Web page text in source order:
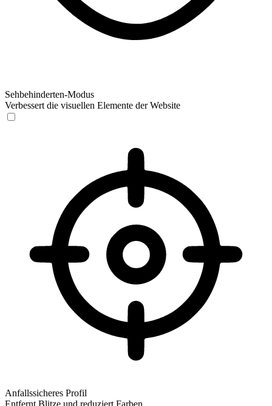
Sehbehinderten-Modus
Verbessert die visuellen Elemente der Website
Anfallssicheres Profil
Entfernt Blitze und reduziert Farben